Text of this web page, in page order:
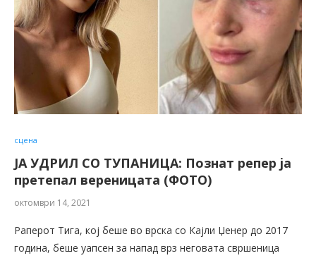
сцена
ЈА УДРИЛ СО ТУПАНИЦА: Познат репер ја
претепал вереницата (ФОТО)
октомври 14, 2021
Раперот Тига, кој беше во врска со Кајли Џенер до 2017
година, беше уапсен за напад врз неговата свршеница